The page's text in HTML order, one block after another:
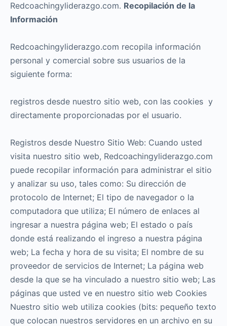
Redcoachingyliderazgo.com. Recopilación de la
Información
Redcoachingyliderazgo.com recopila información
personal y comercial sobre sus usuarios de la
siguiente forma:
registros desde nuestro sitio web, con las cookies y
directamente proporcionadas por el usuario.
Registros desde Nuestro Sitio Web: Cuando usted
visita nuestro sitio web, Redcoachingyliderazgo.com
puede recopilar información para administrar el sitio
y analizar su uso, tales como: Su dirección de
protocolo de Internet; El tipo de navegador o la
computadora que utiliza; El número de enlaces al
ingresar a nuestra página web; El estado o país
donde está realizando el ingreso a nuestra página
web; La fecha y hora de su visita; El nombre de su
proveedor de servicios de Internet; La página web
desde la que se ha vinculado a nuestro sitio web; Las
páginas que usted ve en nuestro sitio web Cookies
Nuestro sitio web utiliza cookies (bits: pequeño texto
que colocan nuestros servidores en un archivo en su